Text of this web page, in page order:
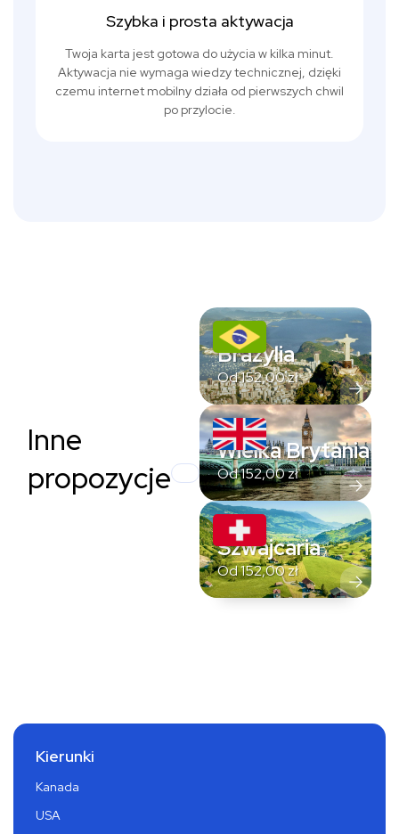
Szybka i prosta aktywacja
Twoja karta jest gotowa do użycia w kilka minut.
Aktywacja nie wymaga wiedzy technicznej, dzięki
czemu internet mobilny działa od pierwszych chwil
po przylocie.
Inne
propozycje
Brazylia
Od152,00zł
Wielka Brytania
Od152,00zł
Szwajcaria
Od152,00zł
Kierunki
Kanada
USA